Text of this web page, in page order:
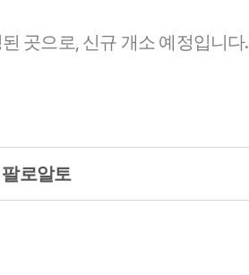
사례분석/최신동향
곳으로, 신규 개소 예정입니다.
팔로알토